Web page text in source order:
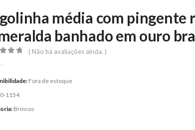
média com pingente
banhado em ouro
( Não há avaliações ainda. )
Fora de estoque
1154
Brincos